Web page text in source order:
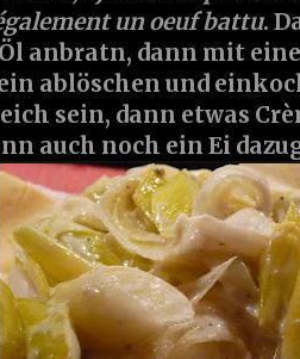
un oeuf battu.
anbratn, dann mit
ablöschen und
sein, dann etwas
auch noch ein Ei